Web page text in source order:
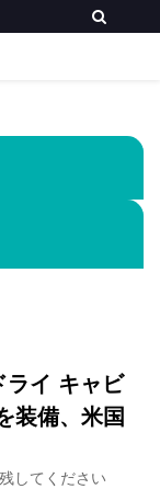
ライ キャビ
装備、米国
してください